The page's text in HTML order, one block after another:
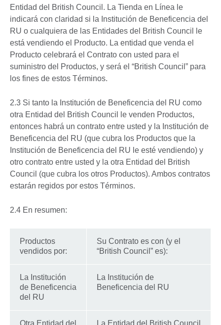
Entidad del British Council. La Tienda en Línea le
indicará con claridad si la Institución de Beneficencia del
RU o cualquiera de las Entidades del British Council le
está vendiendo el Producto. La entidad que venda el
Producto celebrará el Contrato con usted para el
suministro del Productos, y será el “British Council” para
los fines de estos Términos.
2.3 Si tanto la Institución de Beneficencia del RU como
otra Entidad del British Council le venden Productos,
entonces habrá un contrato entre usted y la Institución de
Beneficencia del RU (que cubra los Productos que la
Institución de Beneficencia del RU le esté vendiendo) y
otro contrato entre usted y la otra Entidad del British
Council (que cubra los otros Productos). Ambos contratos
estarán regidos por estos Términos.
2.4 En resumen:
Productos
vendidos por:
Su Contrato es con (y el
“British Council” es):
La Institución
de Beneficencia
del RU
La Institución de
Beneficencia del RU
Otra Entidad del La Entidad del British Council